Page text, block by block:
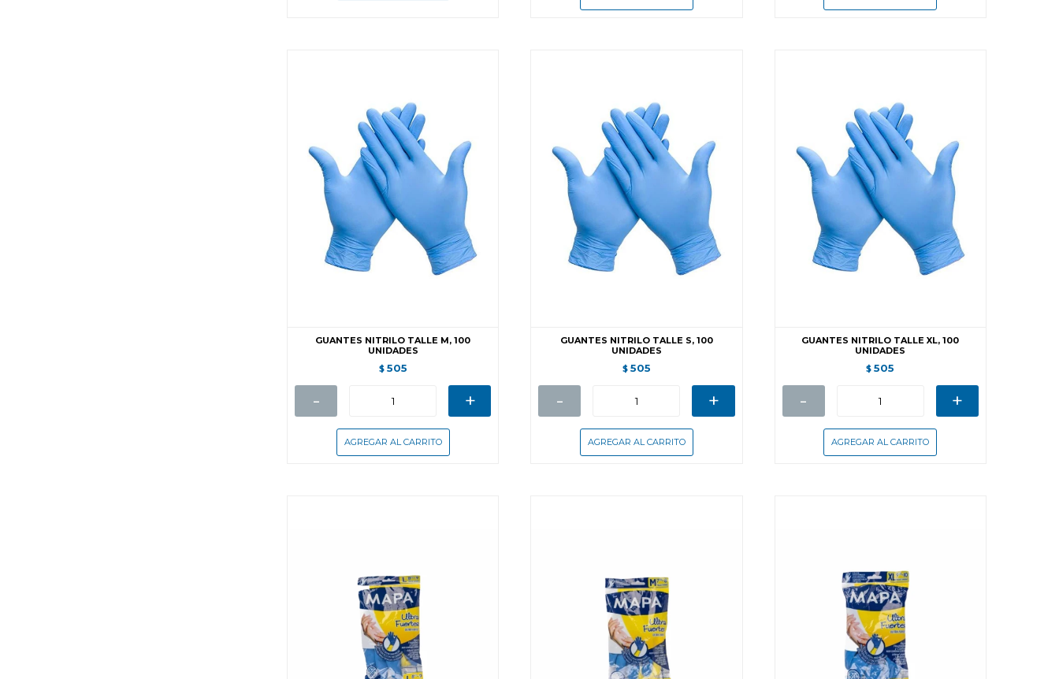
GUANTES NITRILO TALLE M, 100
UNIDADES
$ 505
- +
GUANTES NITRILO TALLE S, 100
UNIDADES
$ 505
- +
GUANTES NITRILO TALLE XL, 100
UNIDADES
$ 505
- +